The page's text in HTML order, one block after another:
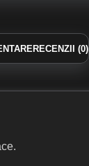
RECENZII (0)